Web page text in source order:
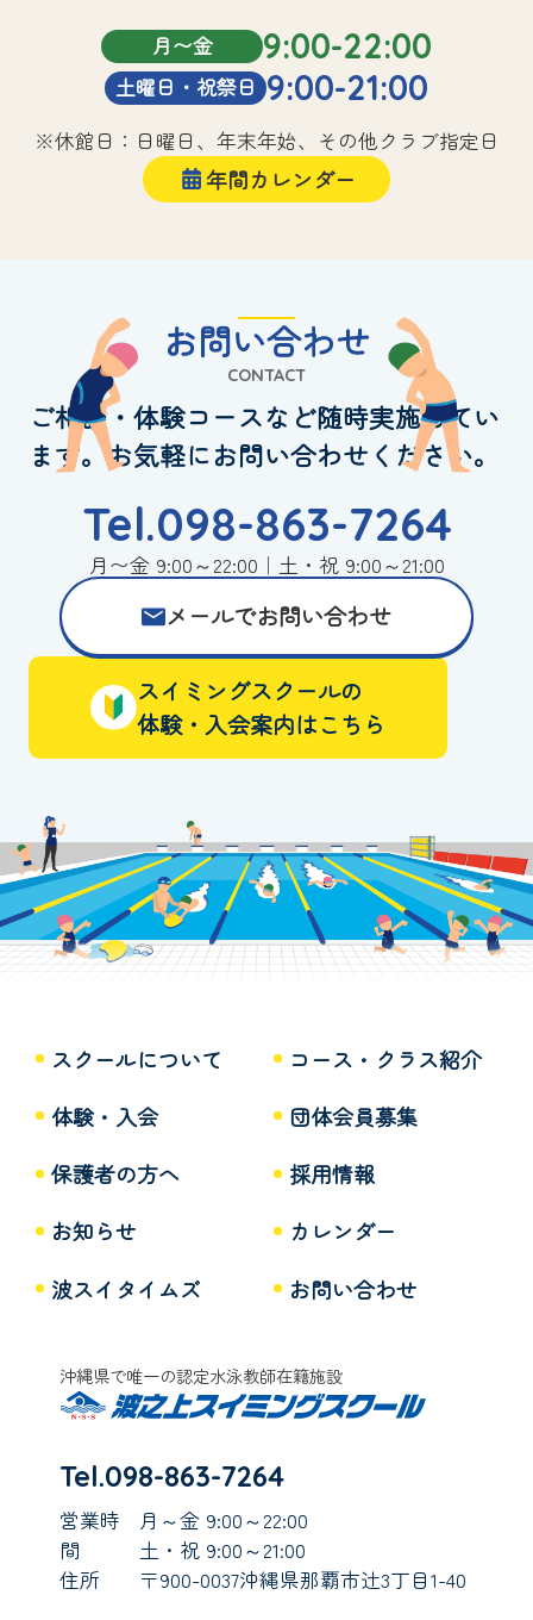
月〜金 9:00-22:00
土曜日・祝祭日 9:00-21:00
※休館日：日曜日、年末年始、その他クラブ指定日
年間カレンダー
お問い合わせ
CONTACT
ご相談・体験コースなど随時実施してい
ます。お気軽にお問い合わせください。
Tel.098-863-7264
月〜金 9:00～22:00｜土・祝 9:00～21:00
メールでお問い合わせ
スイミングスクールの
体験・入会案内はこちら
スクールについて
コース・クラス紹介
体験・入会
団体会員募集
保護者の方へ
採用情報
お知らせ
カレンダー
波スイタイムズ
お問い合わせ
沖縄県で唯一の認定水泳教師在籍施設
Tel.098-863-7264
営業時
間
月～金 9:00～22:00
土・祝 9:00～21:00
住所
〒900-0037沖縄県那覇市辻3丁目1-40